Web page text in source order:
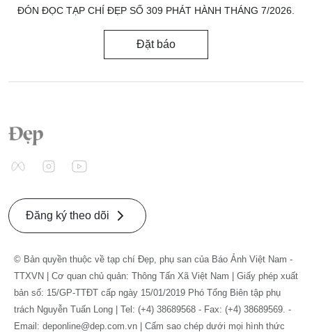
ĐÓN ĐỌC TẠP CHÍ ĐẸP SỐ 309 PHÁT HÀNH THÁNG 7/2026.
Đặt báo
Đăng ký theo dõi
© Bản quyền thuộc về tạp chí Đẹp, phụ san của Báo Ảnh Việt Nam -
TTXVN | Cơ quan chủ quản: Thông Tấn Xã Việt Nam | Giấy phép xuất
bản số: 15/GP-TTĐT cấp ngày 15/01/2019 Phó Tổng Biên tập phụ
trách Nguyễn Tuấn Long | Tel: (+4) 38689568 - Fax: (+4) 38689569. -
Email: deponline@dep.com.vn | Cấm sao chép dưới mọi hình thức